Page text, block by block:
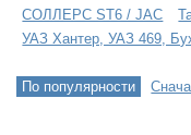
СОЛЛЕРС ST6 / JAC
УАЗ Хантер, УАЗ 469,
По популярности